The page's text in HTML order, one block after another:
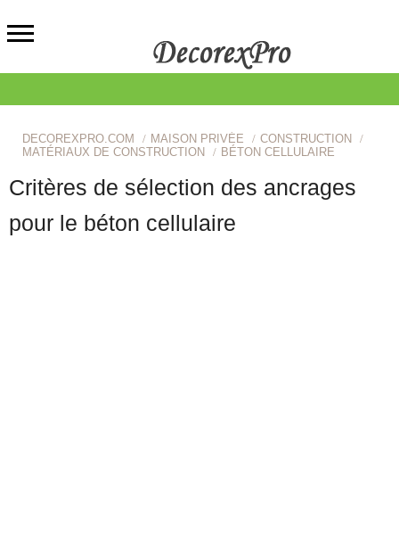
DECOREXPRO.COM MAISON PRIVÉE
CONSTRUCTION
MATÉRIAUX DE CONSTRUCTION
BÉTON CELLULAIRE
Critères de sélection des ancrages
pour le béton cellulaire